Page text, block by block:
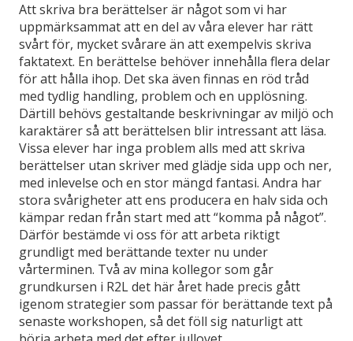
Att skriva bra berättelser är något som vi har
uppmärksammat att en del av våra elever har rätt
svårt för, mycket svårare än att exempelvis skriva
faktatext. En berättelse behöver innehålla flera delar
för att hålla ihop. Det ska även finnas en röd tråd
med tydlig handling, problem och en upplösning.
Därtill behövs gestaltande beskrivningar av miljö och
karaktärer så att berättelsen blir intressant att läsa.
Vissa elever har inga problem alls med att skriva
berättelser utan skriver med glädje sida upp och ner,
med inlevelse och en stor mängd fantasi. Andra har
stora svårigheter att ens producera en halv sida och
kämpar redan från start med att “komma på något”.
Därför bestämde vi oss för att arbeta riktigt
grundligt med berättande texter nu under
vårterminen. Två av mina kollegor som går
grundkursen i R2L det här året hade precis gått
igenom strategier som passar för berättande text på
senaste workshopen, så det föll sig naturligt att